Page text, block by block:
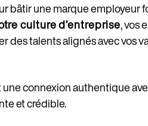
bâtir une marque employeur
culture d’entreprise, vos
des talents alignés avec vos
une connexion authentique
et crédible.